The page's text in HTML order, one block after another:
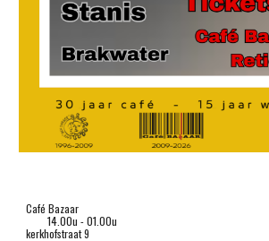
Café Bazaar
14.00u - 01.00u
kerkhofstraat 9